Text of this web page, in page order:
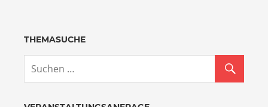
THEMASUCHE